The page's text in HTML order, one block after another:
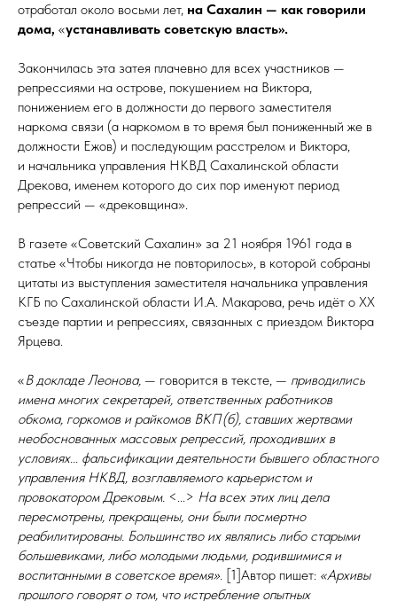
отработал около восьми лет, на Сахалин — как говорили
дома, «устанавливать советскую власть».
Закончилась эта затея плачевно для всех участников —
репрессиями на острове, покушением на Виктора,
понижением его в должности до первого заместителя
наркома связи (а наркомом в то время был пониженный же в
должности Ежов) и последующим расстрелом и Виктора,
и начальника управления НКВД Сахалинской области
Дрекова, именем которого до сих пор именуют период
репрессий — «дрековщина».
В газете «Советский Сахалин» за 21 ноября 1961 года в
статье «Чтобы никогда не повторилось», в которой собраны
цитаты из выступления заместителя начальника управления
КГБ по Сахалинской области И.А. Макарова, речь идёт о XX
съез­де партии и репрессиях, связанных с приездом Виктора
Ярцева.
«В докладе Леонова, — говорится в тексте, — приводились
имена многих секретарей, ответственных работников
обкома, горкомов и рай­ко­мов ВКП (б), ставших жертвами
необоснованных массовых репрессий, проходивших в
условиях... фальсификации деятельности бывшего областного
управления НКВД, возглавляемого карьеристом и
провокатором Дрековым. <...> На всех этих лиц дела
пересмотрены, прекращены, они были посмертно
реабилитированы. Большинство их являлись либо старыми
большевиками, либо молодыми людьми, родившимися и
воспитанными в советское время». [1]Автор пишет: «Архивы
прошлого говорят о том, что истребление опытных